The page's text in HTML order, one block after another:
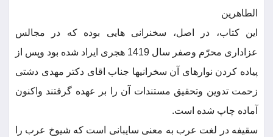
الطاهرین
این کتاب، در اصل، سخنرانی هایی بوده که در مجالس
عزاداری محرّم وصفر سال 1419 هجری ایراد شده بود وپس از
پیاده کردن نوارهای آن سخرانیها جناب اقای دکتر مهدی دشتی
زحمت تدوین وتحقیق مستندات آن را بر عهده گرفتند واکنون
آماده چاپ شده است.
سقیفه در لغت عرب به معنی سایبانی است که شیوخ عرب را